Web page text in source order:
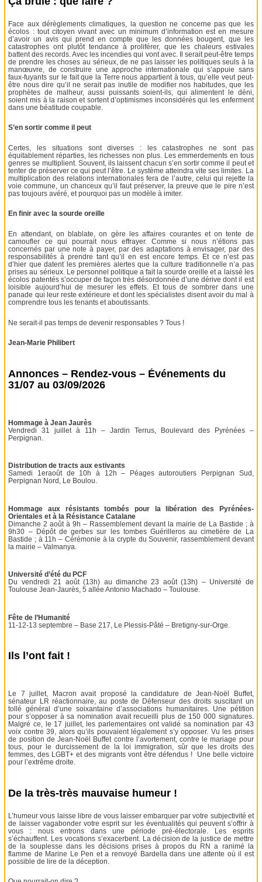
Face aux dérèglements climatiques, la question ne concerne pas que les
écolos : tout citoyen vivant avec un minimum d’information est en mesure
d’avoir un avis qui prend en compte que les données bougent, que les
catastrophes ont plutôt tendance à proliférer, que les chaleurs estivales
battent des records. Avec les incendies qui vont avec. Il serait peut-être temps
de prendre les choses au sérieux, de ne pas laisser les politiques seuls à la
manœuvre, de construire une approche internationale qui s’appuie sans
faux-fuyants sur le fait que la Terre nous appartient à tous, qu’elle veut peut-
être nous dire qu’il ne serait pas inutile de modifier nos habitudes, que les
prophètes de malheur, aussi puissants soient-ils, qui alimentent le déni,
soient mis à la raison et sortent d’optimismes inconsidérés qui les enferment
dans une béatitude coupable.
S’en sortir comme il peut
Certes, les situations sont diverses : les catastrophes ne sont pas
équitablement réparties, les richesses non plus. Les emmerdements en tous
genres se multiplient. Souvent, ils laissent chacun s’en sortir comme il peut et
tenter de préserver ce qui peut l’être. Le système atteindra vite ses limites. La
multiplication des relations internationales fera de l’autre, celui qui rejette la
voie commune, un chanceux qu’il faut préserver, la preuve que le pire n’est
pas toujours avéré, et pourquoi pas un modèle à imiter.
En finir avec la sourde oreille
En attendant, on blablate, on gère les affaires courantes et on tente de
camoufler ce qui pourrait nous effrayer. Comme si nous n’étions pas
concernés par une note à payer, par des adaptations à envisager, par des
responsabilités à prendre tant qu’il en est encore temps. Et ce n’est pas
d’hier que datent les premières alertes que la culture traditionnelle n’a pas
prises au sérieux. Le personnel politique a fait la sourde oreille et a laissé les
écolos patentés s’occuper de façon très désordonnée d’une dérive dont il est
loisible aujourd’hui de mesurer les effets. Et tous de sombrer dans une
panade qui leur reste extérieure et dont les spécialistes disent avoir du mal à
comprendre tous les tenants et aboutissants.
Ne serait-il pas temps de devenir responsables ? Tous !
Jean-Marie Philibert
Annonces – Rendez-vous – Événements du
31/07 au 03/09/2026
Hommage à Jean Jaurès
Vendredi 31 juillet à 11h – Jardin Terrus, Boulevard des Pyrénées –
Perpignan.
Distribution de tracts aux estivants
Samedi 1eraoût de 10h à 12h – Péages autoroutiers Perpignan Sud,
Perpignan Nord, Le Boulou.
Hommage aux résistants tombés pour la libération des Pyrénées-
Orientales et à la Résistance Catalane
Dimanche 2 août à 9h – Rassemblement devant la mairie de La Bastide ; à
9h30 – Dépôt de gerbes sur les tombes Guérilleros au cimetière de La
Bastide ; à 11h – Cérémonie à la crypte du Souvenir, rassemblement devant
la mairie – Valmanya.
Université d’été du PCF
Du vendredi 21 août (13h) au dimanche 23 août (13h) – Université de
Toulouse Jean-Jaurès, 5 allée Antonio Machado – Toulouse.
Fête de l’Humanité
11-12-13 septembre – Base 217, Le Plessis-Pâté – Bretigny-sur-Orge.
Ils l’ont fait !
Le 7 juillet, Macron avait proposé la candidature de Jean-Noël Buffet,
sénateur LR réactionnaire, au poste de Défenseur des droits suscitant un
tollé général d’une soixantaine d’associations humanitaires. Une pétition
pour s’opposer à sa nomination avait recueilli plus de 150 000 signatures.
Malgré ce, le 17 juillet, les parlementaires ont validé sa nomination par 43
voix contre 39, alors qu’ils pouvaient légalement s’y opposer. Vu les prises
de position de Jean-Noël Buffet contre l’avortement, contre le mariage pour
tous, pour le durcissement de la loi immigration, sûr que les droits des
femmes, des LGBT+ et des migrants vont être défendus ! Une belle victoire
pour l’extrême droite.
De la très-très mauvaise humeur !
L’humeur vous laisse libre de vous laisser embarquer par votre subjectivité et
de laisser vagabonder votre esprit sur les éventualités qui peuvent s’offrir à
vous : nous entrons dans une période pré-électorale. Les esprits
s’échauffent. Les vocations s’exacerbent. La décision de la justice de mettre
de la souplesse dans les décisions prises à propos du RN a ranimé la
flamme de Marine Le Pen et a renvoyé Bardella dans une attente où il est
possible de lire de la déception.